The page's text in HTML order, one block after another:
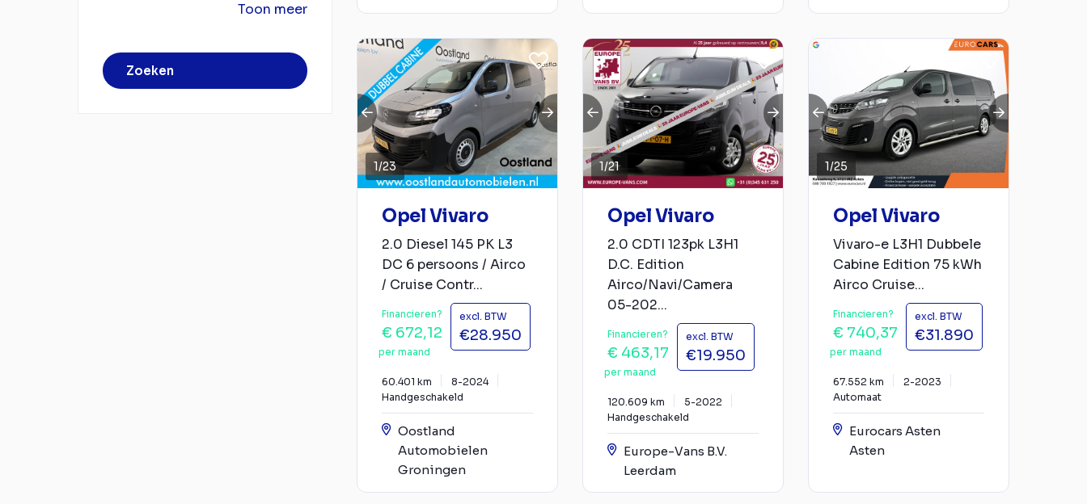
Toon meer
Zoeken
1/23
Opel Vivaro
2.0 Diesel 145 PK L3
DC 6 persoons / Airco
/ Cruise Contr...
Financieren?
€ 672,12
per maand
excl. BTW
€28.950
60.401 km
8-2024
Handgeschakeld
Oostland
Automobielen
Groningen
1/21
Opel Vivaro
2.0 CDTI 123pk L3H1
D.C. Edition
Airco/Navi/Camera
05-202...
Financieren?
€ 463,17
per maand
excl. BTW
€19.950
120.609 km
5-2022
Handgeschakeld
Europe-Vans B.V.
Leerdam
1/25
Opel Vivaro
Vivaro-e L3H1 Dubbele
Cabine Edition 75 kWh
Airco Cruise...
Financieren?
€ 740,37
per maand
excl. BTW
€31.890
67.552 km
2-2023
Automaat
Eurocars Asten
Asten